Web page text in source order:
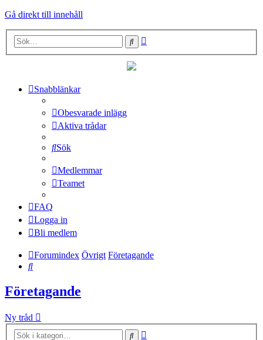
Gå direkt till innehåll
Sök
Snabblänkar
Obesvarade inlägg
Aktiva trådar
Sök
Medlemmar
Teamet
FAQ
Logga in
Bli medlem
Forumindex Övrigt Företagande
Sök
Företagande
Ny tråd
Sök